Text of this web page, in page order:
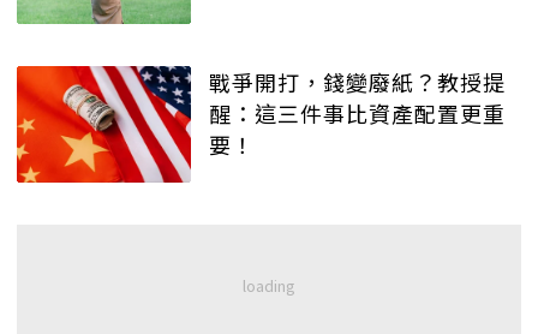
戰爭開打，錢變廢紙？教授提
醒：這三件事比資產配置更重
要！